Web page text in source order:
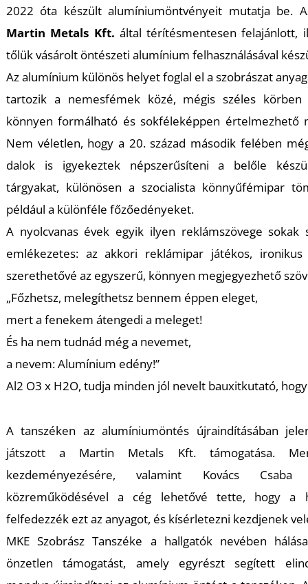
2022 óta készült alumíniumöntvényeit mutatja be.
Martin Metals Kft. által térítésmentesen felajánlott,
tőlük vásárolt öntészeti alumínium felhasználásával
Az alumínium különös helyet foglal el a szobrászat
tartozik a nemesfémek közé, mégis széles körben
könnyen formálható és sokféleképpen értelmezhető
Nem véletlen, hogy a 20. század második felében
dalok is igyekeztek népszerűsíteni a belőle
tárgyakat, különösen a szocialista könnyűfémipar
például a különféle főzőedényeket.
A nyolcvanas évek egyik ilyen reklámszövege sokak
emlékezetes: az akkori reklámipar játékos,
szerethetővé az egyszerű, könnyen megjegyezhető
„Főzhetsz, melegíthetsz bennem éppen eleget,
mert a fenekem átengedi a meleget!
És ha nem tudnád még a nevemet,
a nevem: Alumínium edény!”
Al2 O3 x H2O, tudja minden jól nevelt bauxitkutató,
A tanszéken az alumíniumöntés újraindításában
játszott a Martin Metals Kft. támogatása.
kezdeményezésére, valamint Kovács Csaba
közreműködésével a cég lehetővé tette, hogy a
felfedezzék ezt az anyagot, és kísérletezni kezdjenek
MKE Szobrász Tanszéke a hallgatók nevében
önzetlen támogatást, amely egyrészt segített